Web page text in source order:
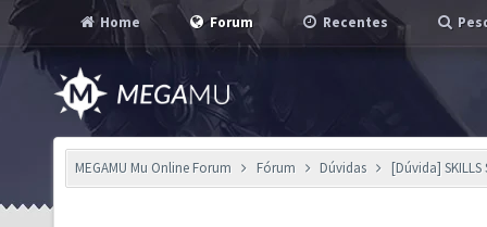
Home Forum Recentes
MEGAMU Mu Online Forum Fórum Dúvidas [Dúvida] SKILLS